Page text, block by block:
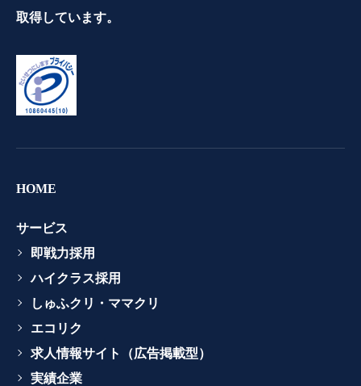
取得しています。
HOME
サービス
即戦力採用
ハイクラス採用
しゅふクリ・ママクリ
エコリク
求人情報サイト（広告掲載型）
実績企業